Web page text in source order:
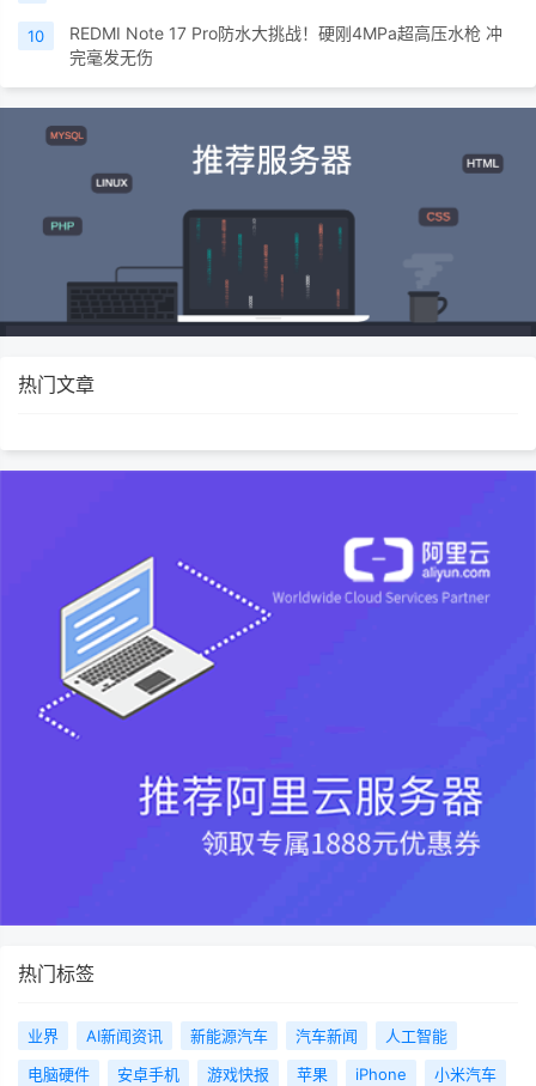
10
REDMI Note 17 Pro防水大挑战！硬刚4MPa超高压水枪 冲
完毫发无伤
热门文章
热门标签
业界 AI新闻资讯 新能源汽车 汽车新闻
人工智能
电脑硬件
安卓手机 游戏快报 苹果 iPhone
小米汽车